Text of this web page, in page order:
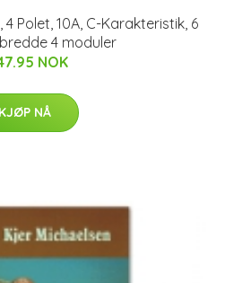
Polet, 10A, C-Karakteristik, 6
4 moduler
NOK
KJØP NÅ